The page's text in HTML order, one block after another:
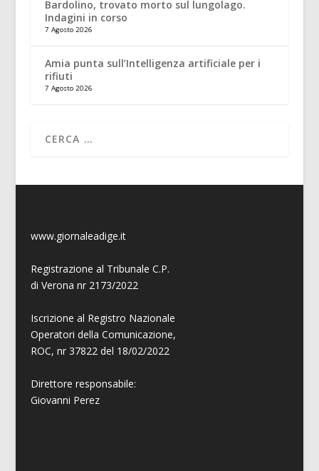
Bardolino, trovato morto sul lungolago.
Indagini in corso
7 Agosto 2026
Amia punta sull’Intelligenza artificiale per i
rifiuti
7 Agosto 2026
www.giornaleadige.it
Registrazione al Tribunale C.P.
di Verona nr 2173/2022
Iscrizione al Registro Nazionale
Operatori della Comunicazione,
ROC, nr 37822 del 18/02/2022
Direttore responsabile:
Giovanni Perez